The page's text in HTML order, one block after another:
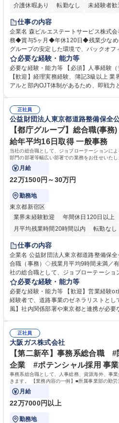
介護休暇あり 転勤なし 未経験者歓
経験者歓迎
完全週休2日制
交通費支給 長期歓
仕事の内容
企業名 森ビルエステートサービス株式会社 求人名 【森ビルG】人
務◆賞与5ヶ月◆年休120日◆残業少なめ◆リモート可
グループの安定した環境で、バックオ
をお任せします。 労務と総務の業務を
度改定などのコア業務にも挑戦できる、やり
理、給与計算、社会保険手続き、年末
き、社内規定の改定や人事制度改定など
は部内のOJTを中心に、あなたの経験
でも質問・相談できる環境が整っている
集職種 【森ビルG】人事・総務◆賞与5
リモート可
必要な経験・能力等
必要な経験・能力等 【必須】人事経験
【歓迎】経理実務経験、簿記3級以上
アルと部内OJT体制があるため、即戦力
ます。定型業務に留まらず、社内規定
務に挑戦できるため、自身の成長と組織
きます。 残業少なめ、週1日リモート可
ち長期活躍できる環境です。 「これま
キャリアを築きたい」という前向きな意
歴・資格 学歴：大学院 大学 高専 短大
簿記検定1級 日商簿記検定2級 日商簿記
正社員
公益財団法人東京都道路整備保全
【都庁グループ】総合職(事
給年平均16日取得 一般事務
当社の総合職として、ジョブローテーションに
部門の部署等幅広い部署での業務をお任せいた
ております！ ※下記業務詳細
月給
22万1500円～30万円
勤務地
東京都新宿区
業界未経験歓迎
年間休日120日以上
月平均残業時間20時間以内
転勤なし
研修あり
退職金あり
駅近5分以内
資格取得手当あり 食
仕事の内容
企業名 公益財団法人東京都道路整備保全公社 求人名 【都庁グル
合職（事務）◇残業月平均9時間未満／有給年平均
社の総合職として、ジョブローテーシ
等のフロント部門の部署等幅広い部署で
制度やキャリア支援が充実しております！ ※下記
管理部門：広報、人事、経理など当公
門：駐車場の新規開拓、管理運営、新宿
道路施設や道路工事現場の見学ツアー事
へ配属。※業務内容変更の範囲：会社の定める業務 募集
ープ】総合職（事務）◇残業月平均9時
必要な経験・能力等
必要な経験・能力等 【歓迎】営業経験
経験者で、道路事業のゼネラリストとし
風】社内関係部署や東京都と連携が必
部門など多岐に渡る業務を経験できます
事業の他、新宿駅西口広場内に設置され
イン」の管理運営を行うなど、事業収
います。 学歴・資格 学歴：大学院 大学 高専 短大 専修学校 高校 語学力：
資格：
正社員
大阪ガス株式会社
【第二新卒】事務系総合職 #
企業 #ポテンシャル採用 事
事務系総合職として、人事総務、資源海外、事
きます。 【業務内容の一例】■所属事業部の勤
門の企画スタッフ、ルート営業
月給
22万7000円以上
勤務地